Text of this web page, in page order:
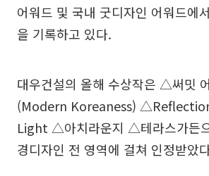
어워드 및 국내 굿디자인 어워드에
을 기록하고 있다.
대우건설의 올해 수상작은 △써밋
(Modern Koreaness)
Light △아치라운지 △테라스가든
경디자인 전 영역에 걸쳐 인정받았